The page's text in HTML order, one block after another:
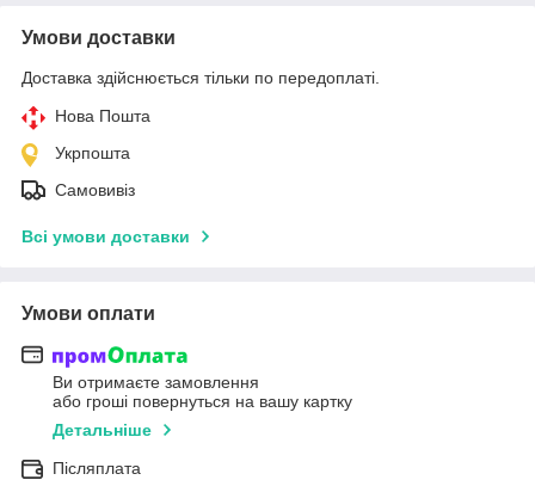
Умови доставки
Доставка здійснюється тільки по передоплаті.
Нова Пошта
Укрпошта
Самовивіз
Всі умови доставки
Умови оплати
Ви отримаєте замовлення
або гроші повернуться на вашу картку
Детальніше
Післяплата